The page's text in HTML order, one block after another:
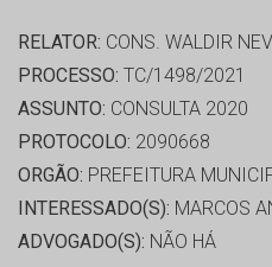
RELATOR: CONS. WALDIR
PROCESSO: TC/1498/2021
ASSUNTO: CONSULTA 2020
PROTOCOLO: 2090668
ORGÃO: PREFEITURA
INTERESSADO(S): MARCOS
ADVOGADO(S): NÃO HÁ